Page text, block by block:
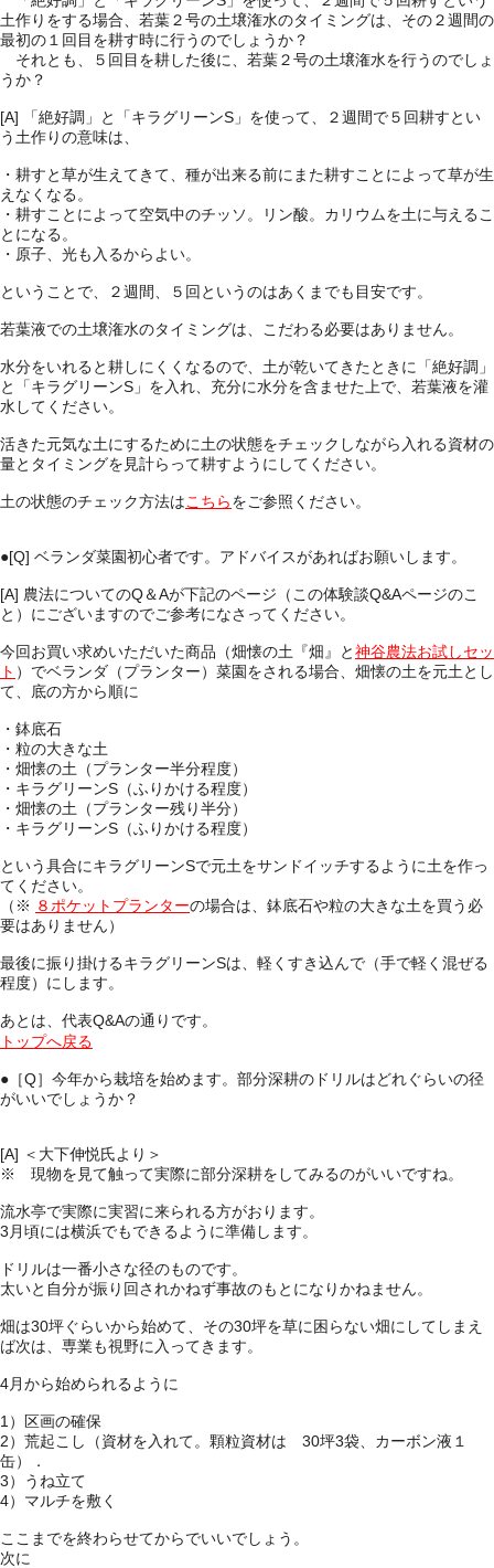
土作りをする場合、若葉２号の土壌潅水のタイミングは、その２週間の
最初の１回目を耕す時に行うのでしょうか？
それとも、５回目を耕した後に、若葉２号の土壌潅水を行うのでしょ
うか？
[A] 「絶好調」と「キラグリーンS」を使って、２週間で５回耕すとい
う土作りの意味は、
・耕すと草が生えてきて、種が出来る前にまた耕すことによって草が生
えなくなる。
・耕すことによって空気中のチッソ。リン酸。カリウムを土に与えるこ
とになる。
・原子、光も入るからよい。
ということで、２週間、５回というのはあくまでも目安です。
若葉液での土壌潅水のタイミングは、こだわる必要はありません。
水分をいれると耕しにくくなるので、土が乾いてきたときに「絶好調」
と「キラグリーンS」を入れ、充分に水分を含ませた上で、若葉液を灌
水してください。
活きた元気な土にするために土の状態をチェックしながら入れる資材の
量とタイミングを見計らって耕すようにしてください。
土の状態のチェック方法はこちらをご参照ください。
●[Q] ベランダ菜園初心者です。アドバイスがあればお願いします。
[A] 農法についてのQ＆Aが下記のページ（この体験談Q&Aページのこ
と）にございますのでご参考になさってください。
今回お買い求めいただいた商品（畑懐の土『畑』と神谷農法お試しセッ
ト ）でベランダ（プランター）菜園をされる場合、畑懐の土を元土とし
て、底の方から順に
・鉢底石
・粒の大きな土
・畑懐の土（プランター半分程度）
・キラグリーンS（ふりかける程度）
・畑懐の土（プランター残り半分）
・キラグリーンS（ふりかける程度）
という具合にキラグリーンSで元土をサンドイッチするように土を作っ
てください。
（※ ８ポケットプランターの場合は、鉢底石や粒の大きな土を買う必
要はありません）
最後に振り掛けるキラグリーンSは、軽くすき込んで（手で軽く混ぜる
程度）にします。
あとは、代表Q&Aの通りです。
トップへ戻る
●［Q］ 今年から栽培を始めます。部分深耕のドリルはどれぐらいの径
がいいでしょうか？
[A] ＜大下伸悦氏より＞
※ 現物を見て触って実際に部分深耕をしてみるのがいいですね。
流水亭で実際に実習に来られる方がおります。
3月頃には横浜でもできるように準備します。
ドリルは一番小さな径のものです。
太いと自分が振り回されかねず事故のもとになりかねません。
畑は30坪ぐらいから始めて、その30坪を草に困らない畑にしてしまえ
ば次は、専業も視野に入ってきます。
4月から始められるように
1）区画の確保
2）荒起こし（資材を入れて。顆粒資材は 30坪3袋、カーボン液１
缶）．
3）うね立て
4）マルチを敷く
ここまでを終わらせてからでいいでしょう。
次に